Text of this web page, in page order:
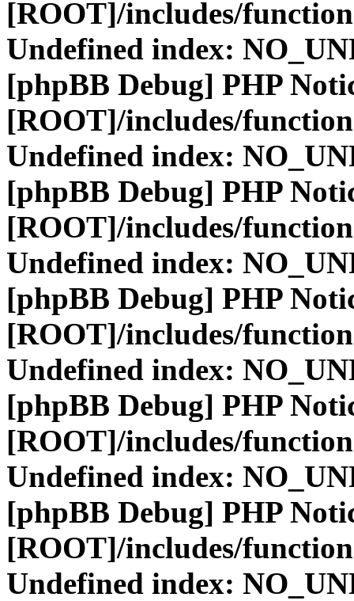
[ROOT]/includes/
Undefined index:
[phpBB Debug] PHP
[ROOT]/includes/
Undefined index:
[phpBB Debug] PHP
[ROOT]/includes/
Undefined index:
[phpBB Debug] PHP
[ROOT]/includes/
Undefined index:
[phpBB Debug] PHP
[ROOT]/includes/
Undefined index:
[phpBB Debug] PHP
[ROOT]/includes/
Undefined index: